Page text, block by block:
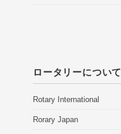
ロータリーについて
Rotary International
Rorary Japan